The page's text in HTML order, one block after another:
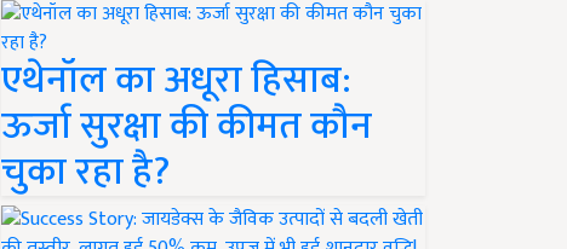
एथेनॉल का अधूरा हिसाब:
ऊर्जा सुरक्षा की कीमत कौन
चुका रहा है?